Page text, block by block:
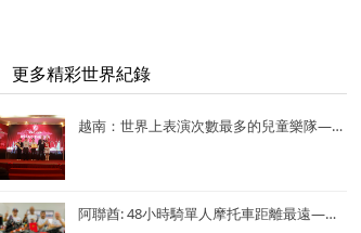
越南：世界上表演次數最多的兒童樂隊——Vo Thanh Trang School Marching Band
阿聯酋: 48小時騎單人摩托車距離最遠—— Lotfi Hamrouni
更多精彩世界紀錄